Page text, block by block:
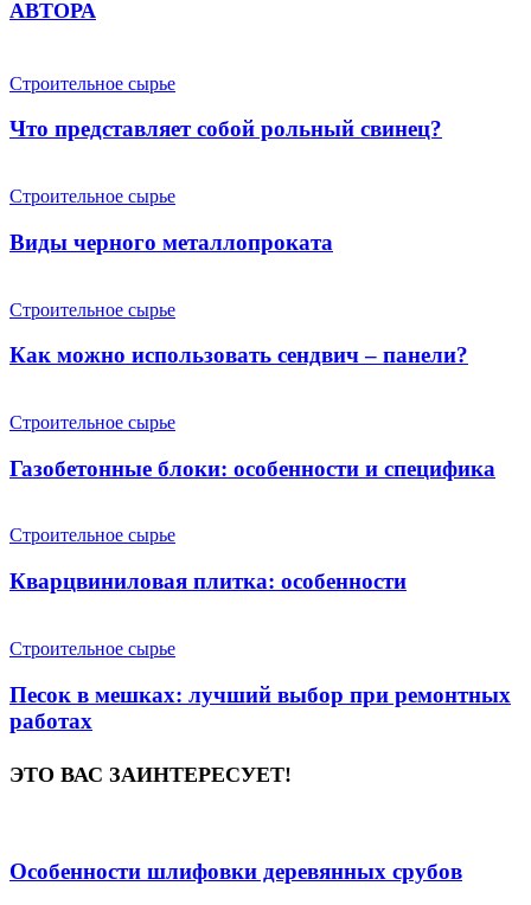
АВТОРА
Строительное сырье
Что представляет собой рольный свинец?
Строительное сырье
Виды черного металлопроката
Строительное сырье
Как можно использовать сендвич – панели?
Строительное сырье
Газобетонные блоки: особенности и специфика
Строительное сырье
Кварцвиниловая плитка: особенности
Строительное сырье
Песок в мешках: лучший выбор при ремонтных
работах
ЭТО ВАС ЗАИНТЕРЕСУЕТ!
Особенности шлифовки деревянных срубов